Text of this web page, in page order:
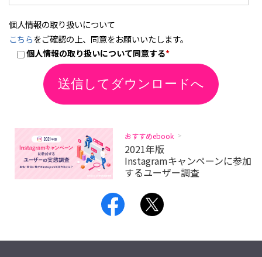
個人情報の取り扱いについて
こちらをご確認の上、同意をお願いいたします。
個人情報の取り扱いについて同意する*
おすすめebook
2021年版
Instagramキャンペーンに参加
するユーザー調査